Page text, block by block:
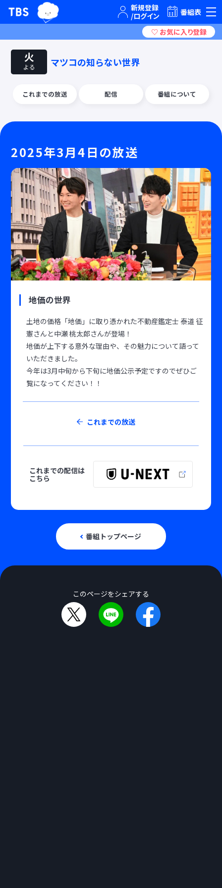
TBSテレビ｜ときめくときを。 番組表
火
よる マツコの知らない世界
これまでの放送 配信 番組について
2025年3月4日の放送
地価の世界
土地の価格「地価」に取り憑かれた不動産鑑定士 泰道 征
憲さんと中瀬 桃太郎さんが登場！
地価が上下する意外な理由や、その魅力について語って
いただきました。
今年は3月中旬から下旬に地価公示予定ですのでぜひご
覧になってください！！
これまでの放送
これまでの配信は
こちら
番組トップページ
このページをシェアする